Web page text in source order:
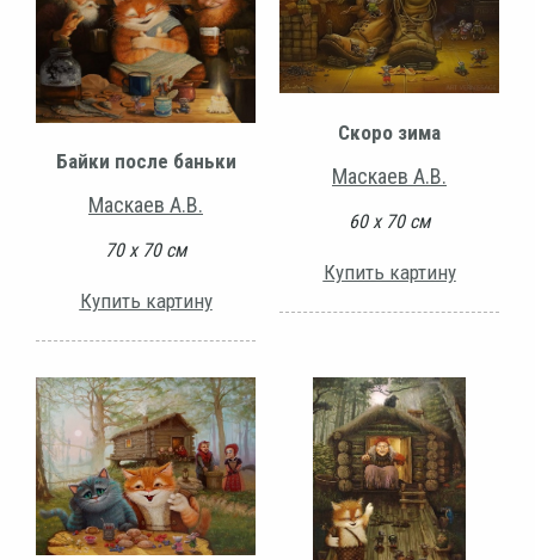
Байки после баньки
Маскаев А.В.
70 х 70 см
Купить картину
Скоро зима
Маскаев А.В.
60 х 70 см
Купить картину